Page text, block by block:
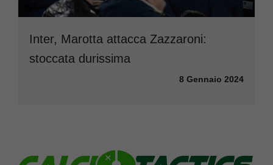
Inter, Marotta attacca Zazzaroni:
stoccata durissima
8 Gennaio 2024